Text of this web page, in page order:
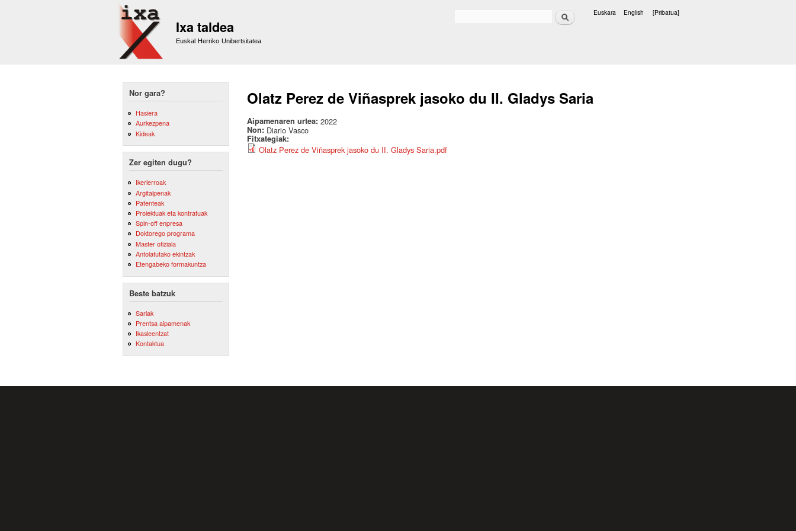
Ixa taldea
Euskal Herriko Unibertsitatea
Bilatu Euskara English [Pribatua]
Nor gara?
Hasiera
Aurkezpena
Kideak
Zer egiten dugu?
Ikerlerroak
Argitalpenak
Patenteak
Proiektuak eta kontratuak
Spin-off enpresa
Doktorego programa
Master ofiziala
Antolatutako ekintzak
Etengabeko formakuntza
Beste batzuk
Sariak
Prentsa aipamenak
Ikasleentzat
Kontaktua
Olatz Perez de Viñasprek jasoko du II. Gladys Saria
Aipamenaren urtea: 2022
Non: Diario Vasco
Fitxategiak:
Olatz Perez de Viñasprek jasoko du II. Gladys Saria.pdf